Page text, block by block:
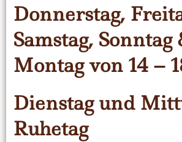
Donnerstag,
Samstag, Sonntag
Montag von 14 –
Dienstag und
Ruhetag